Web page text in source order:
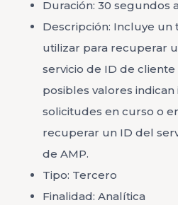
Duración: 30 segundos
Descripción: Incluye
utilizar para recuperar
servicio de ID de cliente
posibles valores indican
solicitudes en curso o
recuperar un ID del
de AMP.
Tipo: Tercero
Finalidad: Analítica